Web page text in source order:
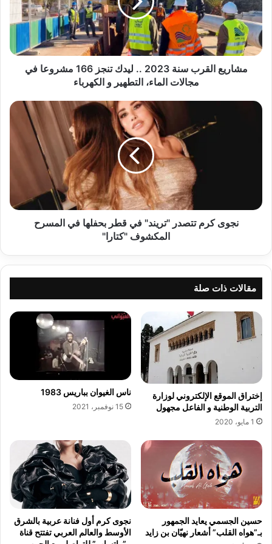
..
ليدك
تنجز
166
مشروعا
التطهير
مشاريع القرب سنة 2023 .. ليدك تنجز 166 مشروعا في
مجالات الماء، التطهير و الكهرباء
نجوى
المسرح
المكشوفنجوى كرم تتصدر "تريند" في قطر بحفلها في المسرح
المكشوف "كتارا"
مقالات ذات صلة
إختراق الموقع الإلكتروني لوزارة
التربية الوطنية و الفاعل مجهول
1 مايو، 2020
ناس الغيوان بباريس 1983
15 نوفمبر، 2021
حسين الجسمي يعايد الجمهور
بـ”هواه القلب” أشعار نهيّان بن زايد
نجوى كرم أول فنانة عربية بالشرق
الأوسط والعالم العربي تفتتح قناة